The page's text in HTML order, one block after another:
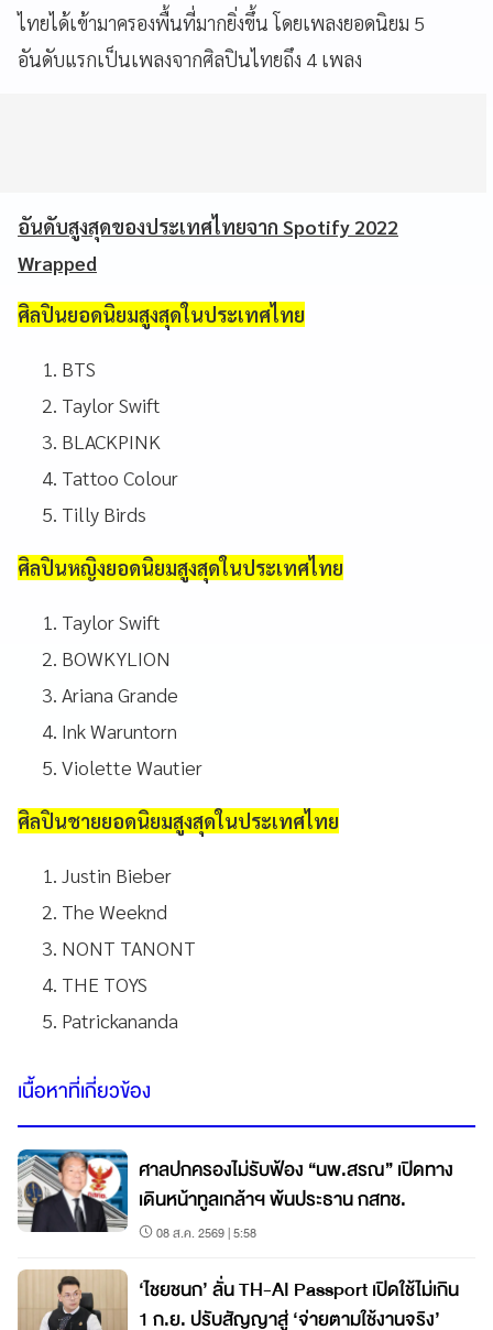
ไทยได้เข้ามาครองพื้นที่มากยิ่งขึ้น โดยเพลงยอดนิยม 5
อันดับแรกเป็นเพลงจากศิลปินไทยถึง 4 เพลง
อันดับสูงสุดของประเทศไทยจาก Spotify 2022
Wrapped
ศิลปินยอดนิยมสูงสุดในประเทศไทย
BTS
Taylor Swift
BLACKPINK
Tattoo Colour
Tilly Birds
ศิลปินหญิงยอดนิยมสูงสุดในประเทศไทย
Taylor Swift
BOWKYLION
Ariana Grande
Ink Waruntorn
Violette Wautier
ศิลปินชายยอดนิยมสูงสุดในประเทศไทย
Justin Bieber
The Weeknd
NONT TANONT
THE TOYS
Patrickananda
เนื้อหาที่เกี่ยวข้อง
ศาลปกครองไม่รับฟ้อง “นพ.สรณ” เปิดทาง
เดินหน้าทูลเกล้าฯ พ้นประธาน กสทช.
08 ส.ค. 2569 | 5:58
‘ไชยชนก’ ลั่น TH-AI Passport เปิดใช้ไม่เกิน
1 ก.ย. ปรับสัญญาสู่ ‘จ่ายตามใช้งานจริง’